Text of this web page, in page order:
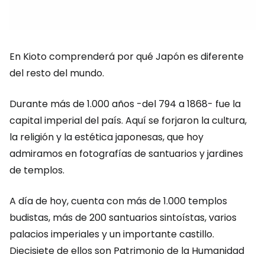
En Kioto comprenderá por qué Japón es diferente
del resto del mundo.
Durante más de 1.000 años -del 794 a 1868- fue la
capital imperial del país. Aquí se forjaron la cultura,
la religión y la estética japonesas, que hoy
admiramos en fotografías de santuarios y jardines
de templos.
A día de hoy, cuenta con más de 1.000 templos
budistas, más de 200 santuarios sintoístas, varios
palacios imperiales y un importante castillo.
Diecisiete de ellos son Patrimonio de la Humanidad